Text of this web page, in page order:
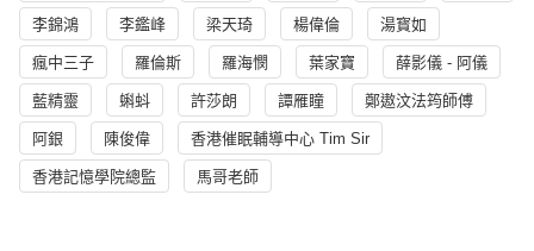
李錦鴻 李鑑峰 梁天琦 楊偉倫 湯寳如
瘋中三子 羅倫斯 羅海憫 葉家寶 薛影儀 - 阿儀
藍精靈 蝌蚪 許莎朗 譚雁瞳 鄭遨汶法筠師傅
阿銀 陳俊偉 香港催眠輔導中心 Tim Sir
香港記憶學院總監 馬哥老師